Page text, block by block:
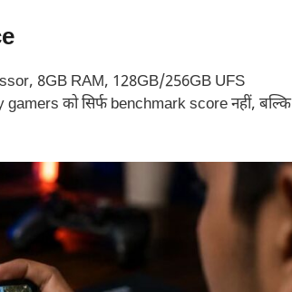
8GB RAM, 128GB/256GB UFS
को सिर्फ benchmark score नहीं, बल्कि